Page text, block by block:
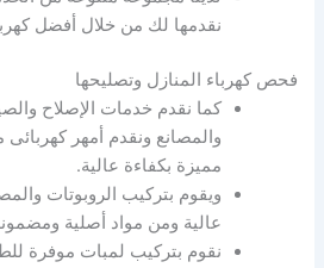
نقدمها لك من خلال أفضل
فحص كهرباء المنازل وتصليحها
كما نقدم خدمات الإصلاح
والمصانع ونقدم أمهر
مميزة بكفاءة عالية.
ويقوم بتركيب الروبوتات
عالية ومن مواد أصلية
نقوم بتركيب لمبات موفرة